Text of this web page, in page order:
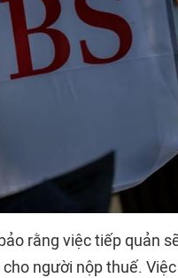
rằng việc tiếp quản
người nộp thuế.